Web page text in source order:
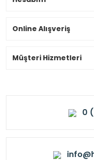
Online Alışveriş
Müşteri Hizmetleri
0